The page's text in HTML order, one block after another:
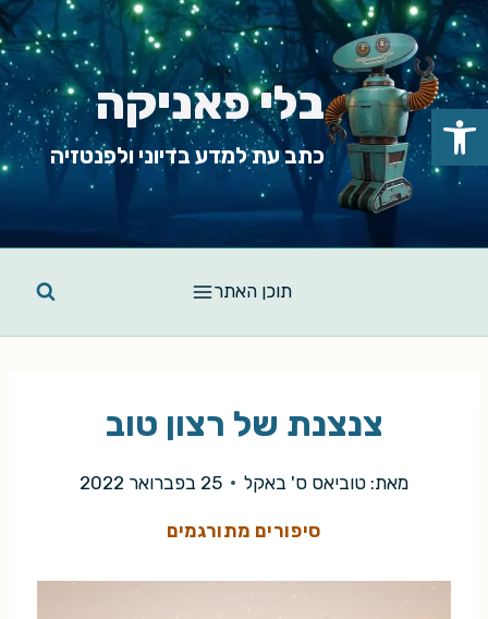
Skip
to
content
בלי פאניקה
כתב עת למדע בדיוני ולפנטזיה
תוכן האתר
צנצנת של רצון טוב
מאת: טוביאס ס' באקל 25 בפברואר 2022
סיפורים מתורגמים
פתח סרגל נגישות